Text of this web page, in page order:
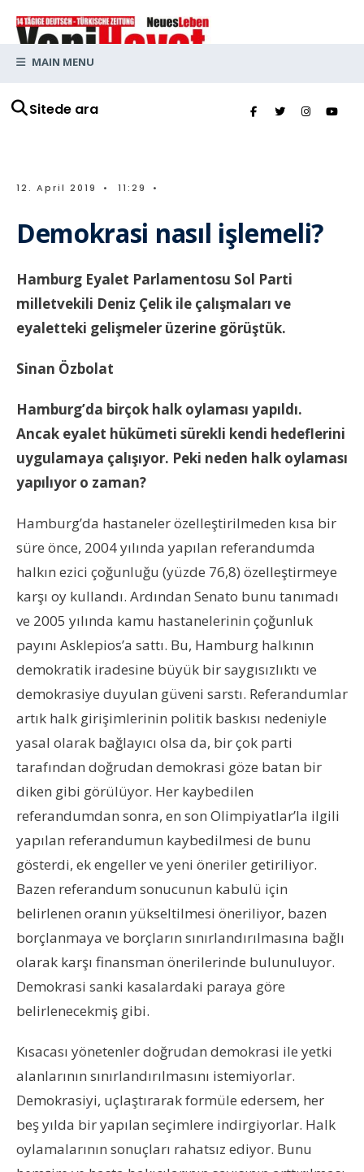
Sitede ara
MAIN MENU
12. April 2019 • 11:29 •
Demokrasi nasıl işlemeli?
Hamburg Eyalet Parlamentosu Sol Parti
milletvekili Deniz Çelik ile çalışmaları ve
eyaletteki gelişmeler üzerine görüştük.
Sinan Özbolat
Hamburg’da birçok halk oylaması yapıldı.
Ancak eyalet hükümeti sürekli kendi hedeflerini
uygulamaya çalışıyor. Peki neden halk oylaması
yapılıyor o zaman?
Hamburg’da hastaneler özelleştirilmeden kısa bir
süre önce, 2004 yılında yapılan referandumda
halkın ezici çoğunluğu (yüzde 76,8) özelleştirmeye
karşı oy kullandı. Ardından Senato bunu tanımadı
ve 2005 yılında kamu hastanelerinin çoğunluk
payını Asklepios’a sattı. Bu, Hamburg halkının
demokratik iradesine büyük bir saygısızlıktı ve
demokrasiye duyulan güveni sarstı. Referandumlar
artık halk girişimlerinin politik baskısı nedeniyle
yasal olarak bağlayıcı olsa da, bir çok parti
tarafından doğrudan demokrasi göze batan bir
diken gibi görülüyor. Her kaybedilen
referandumdan sonra, en son Olimpiyatlar’la ilgili
yapılan referandumun kaybedilmesi de bunu
gösterdi, ek engeller ve yeni öneriler getiriliyor.
Bazen referandum sonucunun kabulü için
belirlenen oranın yükseltilmesi öneriliyor, bazen
borçlanmaya ve borçların sınırlandırılmasına bağlı
olarak karşı finansman önerilerinde bulunuluyor.
Demokrasi sanki kasalardaki paraya göre
belirlenecekmiş gibi.
Kısacası yönetenler doğrudan demokrasi ile yetki
alanlarının sınırlandırılmasını istemiyorlar.
Demokrasiyi, uçlaştırarak formüle edersem, her
beş yılda bir yapılan seçimlere indirgiyorlar. Halk
oylamalarının sonuçları rahatsız ediyor. Bunu